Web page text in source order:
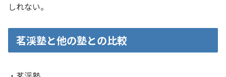
しれない。
茗渓塾と他の塾との比較